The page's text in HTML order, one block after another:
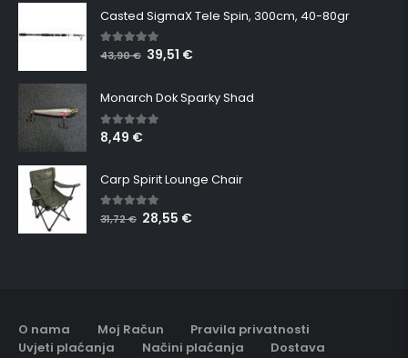
Casted SigmaX Tele Spin, 300cm, 40-80gr
5.00out of 5
43,90€ 39,51 €
Monarch Dok Sparky Shad
5.00 out of 5
8,49 €
Carp Spirit Lounge Chair
5.00 out of 5
31,72€ 28,55 €
O nama Moj Račun
Pravila privatnosti
Uvjeti plaćanja
Načini plaćanja Dostava